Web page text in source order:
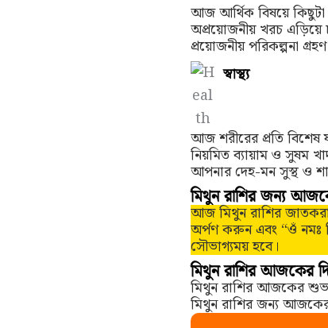
আজ আর্থিক বিষয়ে
অপ্রয়োজনীয় খরচ এড়িয়ে
প্রয়োজনীয় পরিকল্পনা
স্বাস্থ্য
আজ শরীরের প্রতি বিশেষ
নিয়মিত ব্যায়াম ও সুষম
আপনার দেহ-মন সুস্থ ও
মিথুন রাশির জন্য
আজ মিথুন রাশির
অর্পণ করুন এবং “ওঁ নমঃ
সৌভাগ্যময় হবে।
মিথুন রাশির আজকের
মিথুন রাশির আজকের
মিথুন রাশির জন্য